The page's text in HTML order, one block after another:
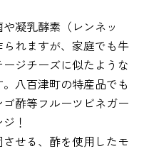
凝乳酵素（レンネッ
れますが、家庭でも牛
ジチーズに似たような
八百津町の特産品でも
酢等フルーツビネガー
！
せる、酢を使用したモ